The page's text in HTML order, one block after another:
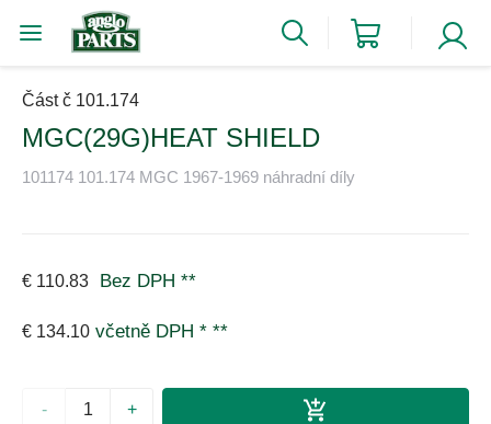
Část č 101.174
MGC(29G)HEAT SHIELD
101174 101.174 MGC 1967-1969 náhradní díly
€ 110.83 Bez DPH **
€ 134.10 včetně DPH * **
- +